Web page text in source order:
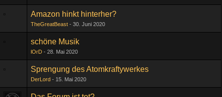
Amazon hinkt hinterher?
TheGreatBeast 30. Juni 2020
schöne Musik
lOrD 28. Mai 2020
Sprengung des Atomkraftywerkes
DerLord 15. Mai 2020